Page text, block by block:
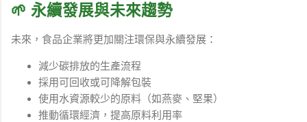
🌱 永續發展與未來趨勢
未來，食品企業將更加關注環保與永續發展：
減少碳排放的生產流程
採用可回收或可降解包裝
使用水資源較少的原料（如燕麥、堅果）
推動循環經濟，提高原料利用率